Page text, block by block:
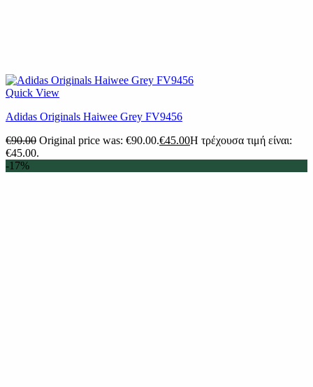
Quick View
Adidas Originals Haiwee Grey FV9456
€90.00 Original price was: €90.00.€45.00Η τρέχουσα τιμή είναι:
€45.00.
-17%